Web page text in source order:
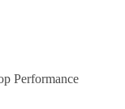
Performance